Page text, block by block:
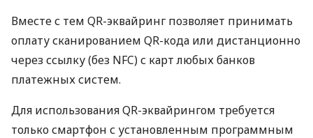
Вместе с тем QR-эквайринг позволяет принимать
оплату сканированием QR-кода или дистанционно
через ссылку (без NFC) с карт любых банков
платежных систем.
Для использования QR-эквайрингом требуется
только смартфон с установленным программным